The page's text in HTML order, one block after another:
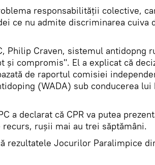
responsabilității colective,
ce nu admite discriminarea cuiva
Philip Craven, sistemul antidopng
și compromis". El a explicat că
de raportul comisiei
(WADA) sub conducerea lui
a declarat că CPR va putea
recurs, rușii mai au trei săptămâni.
rezultatele Jocurilor Paralimpice